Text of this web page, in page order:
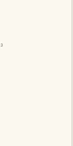
3